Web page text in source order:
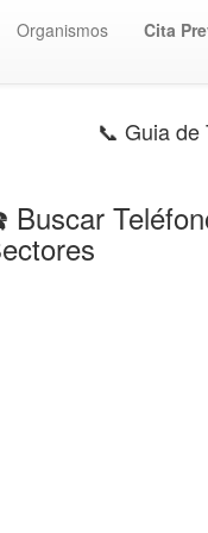
Organismos Cita
📞 Guia de